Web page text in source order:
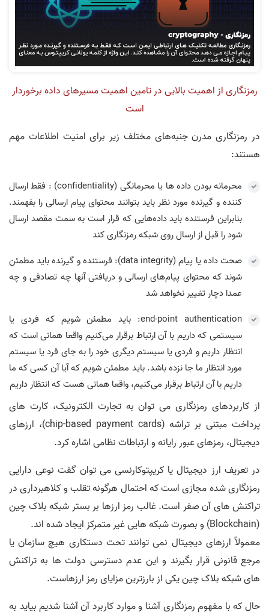
رمزنگاری از اهمیت بالایی در تامین اهمیت مسیرهای داده برخوردار
است
در رمزنگاری مدرن جنبه‌های مختلف زیر برای امنیت اطلاعات مهم
هستند:
محرمانه بودن داده ها یا محرمانگی (confidentiality) : فقط ارسال
کننده و گیرنده مورد نظر باید بتوانند محتوای پیام ارسالی را بفهمند.
بنابراین فرستنده باید داده‌هایی که قرار است به سمت مقصد ارسال
شود را قبل از ارسال روی شبکه رمزنگاری کند
صحت داده یا پیام (data integrity): فرستنده و گیرنده باید مطمئن
شوند که محتوای پیام‌های ارسالی و دریافتی آنها چه تصادفی و چه
عمدا دچار تغییر نخواهد شد
end-point authentication: باید مطمئن شویم که فردی یا
سیستمی که داریم با آن ارتباط برقرار می‌کنیم واقعا همانی است که
انتظار داریم و فردی یا سیستم دیگری خود را به جای فرد یا سیستم
مورد انتظار ما جا نزده باشد. باید مطمئن شویم که آیا آن کسی که ما
داریم با آن ارتباط برقرار می‌کنیم، واقعا همانی هست که انتظار داریم
از کاربردهای رمزنگاری می توان به تجارت الکترونیک، کارت های
پرداخت مبتنی بر تراشه (chip-based payment cards)، ارزهای
دیجیتال، رمزهای عبور رایانه و ارتباطات نظامی اشاره کرد.
در تعریف ارز دیجیتال یا کریپتوکارنسی می توان گفت نوعی دارایی
رمزنگاری شده مجازی است که احتمال هرگونه تقلب و کلاهبرداری در
تراکنش های آن صفر است. غالب رمز ارزها بر بستر شبکه بلاک چین
(Blockchain) و بصورت شبکه هایی غیر متمرکز ایجاد شده اند.
معمولاً ارزهای دیجیتال نمی توانند تحت دستکاری هیچ سازمان یا
مرجع قانونی قرار بگیرند و این عدم دسترسی دولت ها به تراکنش
های شبکه بلاک چین یکی از بارزترین مزایای رمز ارزهاست.
حال که با مفهوم رمزنگاری آشنا و موارد کاربرد آن آشنا شدیم بیاید به